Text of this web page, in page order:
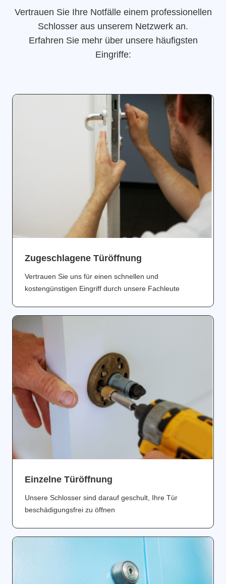
Vertrauen Sie Ihre Notfälle einem professionellen
Schlosser aus unserem Netzwerk an.
Erfahren Sie mehr über unsere häufigsten
Eingriffe:
Zugeschlagene Türöffnung
Vertrauen Sie uns für einen schnellen und
kostengünstigen Eingriff durch unsere Fachleute
Einzelne Türöffnung
Unsere Schlosser sind darauf geschult, Ihre Tür
beschädigungsfrei zu öffnen